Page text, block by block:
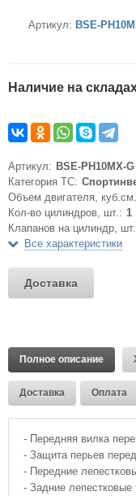
Артикул: BSE-
Наличие на
Артикул: BSE-PH10MX-G
Категория ТС:
Объем двигателя,
Кол-во цилиндров, шт.: 1
Клапанов на цилиндр,
Все характеристики
Доставка
Полное описание
Доставка Оплата
- Передняя вилка
- Защита перьев
- Передние
- Задние лепестковые